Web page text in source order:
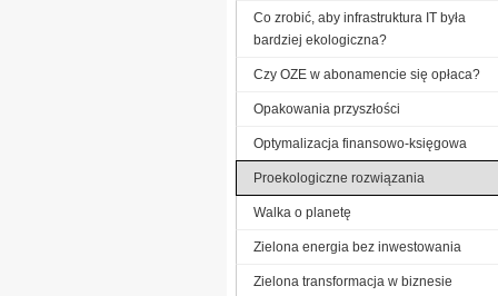
Co zrobić, aby infrastruktura IT była
bardziej ekologiczna?
Czy OZE w abonamencie się opłaca?
Opakowania przyszłości
Optymalizacja finansowo-księgowa
Proekologiczne rozwiązania
Walka o planetę
Zielona energia bez inwestowania
Zielona transformacja w biznesie